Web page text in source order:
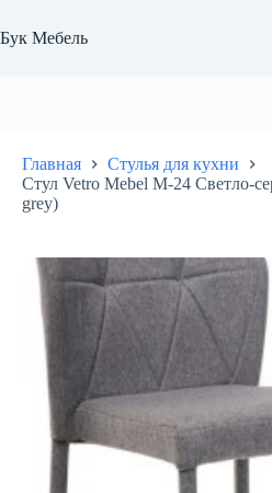
к
сути
Бук Мебель
Главная
Стулья для кухни
Стул Vetro Mebel М-24 Светло-
grey)